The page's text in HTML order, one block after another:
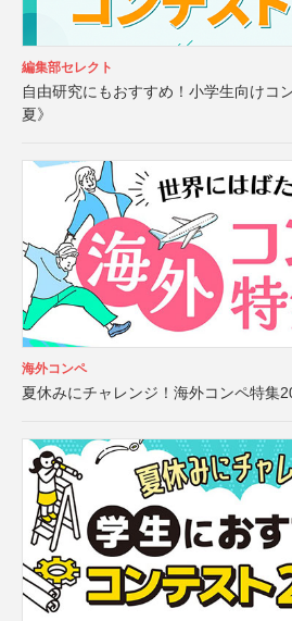
編集部セレクト
自由研究にもおすすめ！小学生向けコ
夏》
海外コンペ
夏休みにチャレンジ！海外コンペ特集